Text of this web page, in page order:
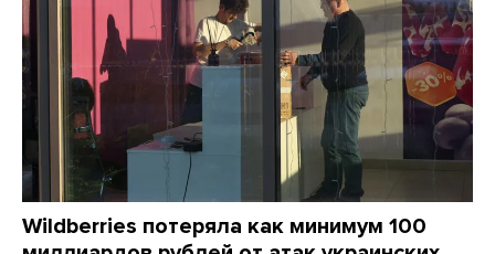
Wildberries потеряла как минимум 100